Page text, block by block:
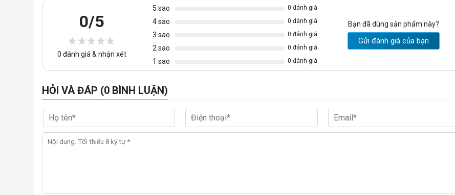
0/5
0 đánh giá & nhận xét
5 sao 0 đánh giá
4 sao 0 đánh giá
3 sao 0 đánh giá
2 sao 0 đánh giá
1 sao 0 đánh giá
Bạn đã dùng sản phẩm này?
Gửi đánh giá của bạn
HỎI VÀ ĐÁP (0 BÌNH LUẬN)